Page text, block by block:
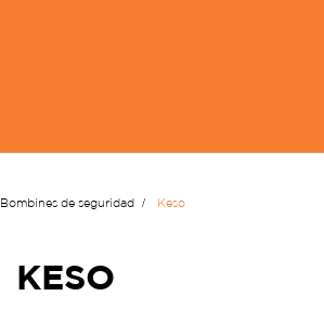
Bombines de seguridad Keso
KESO